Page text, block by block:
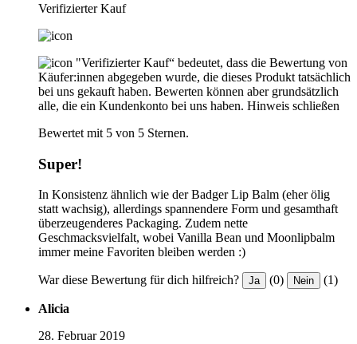
Verifizierter Kauf
"Verifizierter Kauf“ bedeutet, dass die Bewertung von
Käufer:innen abgegeben wurde, die dieses Produkt tatsächlich
bei uns gekauft haben. Bewerten können aber grundsätzlich
alle, die ein Kundenkonto bei uns haben. Hinweis schließen
Bewertet mit 5 von 5 Sternen.
Super!
In Konsistenz ähnlich wie der Badger Lip Balm (eher ölig
statt wachsig), allerdings spannendere Form und gesamthaft
überzeugenderes Packaging. Zudem nette
Geschmacksvielfalt, wobei Vanilla Bean und Moonlipbalm
immer meine Favoriten bleiben werden :)
War diese Bewertung für dich hilfreich? Ja (0) Nein (1)
Alicia
28. Februar 2019